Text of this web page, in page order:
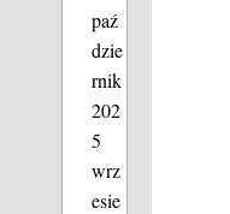
paź
dzie
rnik
202
5
wrz
esie